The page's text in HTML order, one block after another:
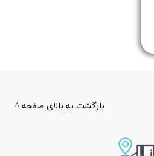
بازگشت به بالای صفحه ^